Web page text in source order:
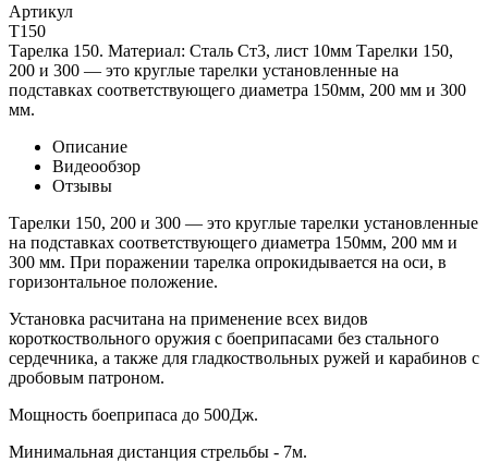
Артикул
Т150
Тарелка 150. Материал: Сталь Ст3, лист 10мм Тарелки 150,
200 и 300 — это круглые тарелки установленные на
подставках соответствующего диаметра 150мм, 200 мм и 300
мм.
Описание
Видеообзор
Отзывы
Тарелки 150, 200 и 300 — это круглые тарелки установленные
на подставках соответствующего диаметра 150мм, 200 мм и
300 мм. При поражении тарелка опрокидывается на оси, в
горизонтальное положение.
Установка расчитана на применение всех видов
короткоствольного оружия с боеприпасами без стального
сердечника, а также для гладкоствольных ружей и карабинов с
дробовым патроном.
Мощность боеприпаса до 500Дж.
Минимальная дистанция стрельбы - 7м.